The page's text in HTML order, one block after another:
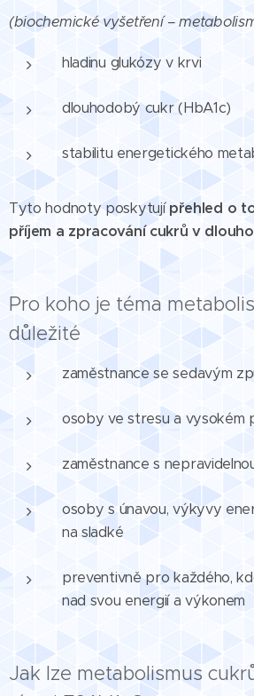
(biochemické vyšetření –
hladinu glukózy v krvi
dlouhodobý cukr (HbA1c)
stabilitu energetického
Tyto hodnoty poskytujípřehled o
příjem a zpracování cukrů v
Pro koho je téma
důležité
zaměstnance se sedavým
osoby ve stresu a vysokém
zaměstnance s
osoby s únavou, výkyvy
na sladké
preventivně pro každého,
nad svou energií a výkonem
Jak lze metabolismus